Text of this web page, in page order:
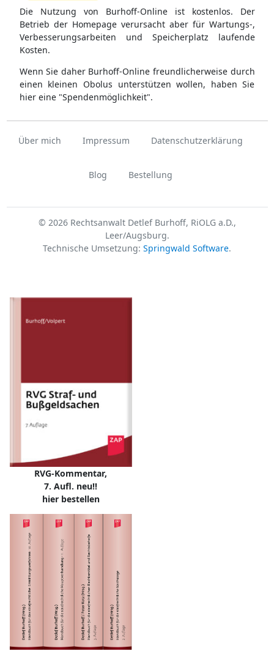
Die Nutzung von Burhoff-Online ist kostenlos. Der
Betrieb der Homepage verursacht aber für Wartungs-,
Verbesserungsarbeiten und Speicherplatz laufende
Kosten.
Wenn Sie daher Burhoff-Online freundlicherweise durch
einen kleinen Obolus unterstützen wollen, haben Sie
hier eine "Spendenmöglichkeit".
Über mich Impressum Datenschutzerklärung
Blog Bestellung
© 2026 Rechtsanwalt Detlef Burhoff, RiOLG a.D.,
Leer/Augsburg.
Technische Umsetzung: Springwald Software.
RVG-Kommentar,
7. Aufl. neu!!
hier bestellen